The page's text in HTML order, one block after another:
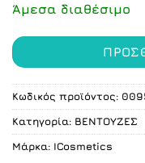
Άμεσα διαθέσιμο
Κωδικός προϊόντος:
Κατηγορία: ΒΕΝΤΟΥΖΕΣ
Μάρκα: ICosmetics